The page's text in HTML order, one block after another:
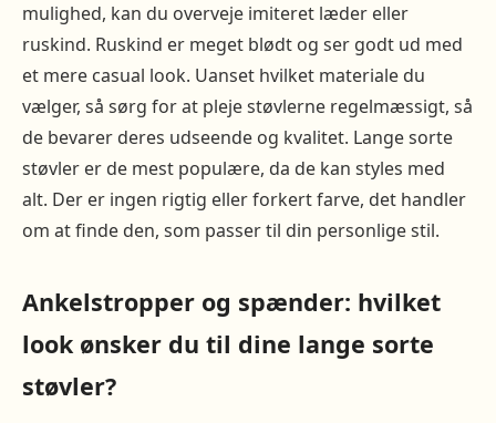
mulighed, kan du overveje imiteret læder eller
ruskind. Ruskind er meget blødt og ser godt ud med
et mere casual look. Uanset hvilket materiale du
vælger, så sørg for at pleje støvlerne regelmæssigt, så
de bevarer deres udseende og kvalitet. Lange sorte
støvler er de mest populære, da de kan styles med
alt. Der er ingen rigtig eller forkert farve, det handler
om at finde den, som passer til din personlige stil.
Ankelstropper og spænder: hvilket
look ønsker du til dine lange sorte
støvler?